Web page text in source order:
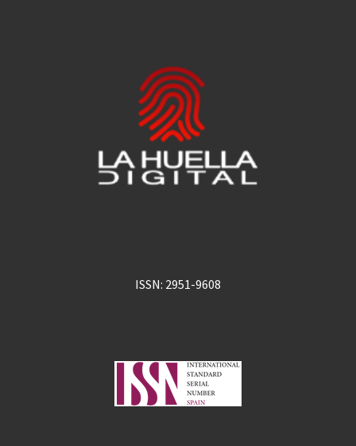
ISSN: 2951-9608